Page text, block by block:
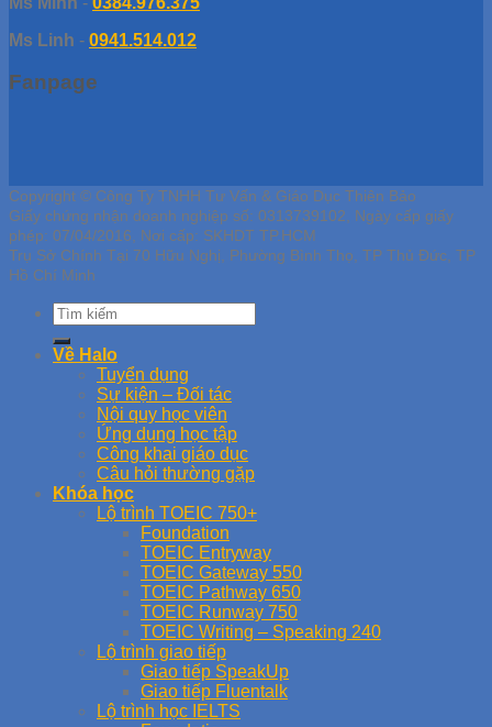
Ms Linh - 0941.514.012
Fanpage
Copyright © Công Ty TNHH Tư Vấn & Giáo Dục Thiên Bảo
Giấy chứng nhận doanh nghiệp số: 0313739102, Ngày cấp giấy
phép: 07/04/2016, Nơi cấp: SKHDT TP.HCM
Trụ Sở Chính Tại 70 Hữu Nghị, Phường Bình Thọ, TP Thủ Đức, TP
Hồ Chí Minh
Về Halo
Tuyển dụng
Sự kiện – Đối tác
Nội quy học viên
Ứng dụng học tập
Công khai giáo dục
Câu hỏi thường gặp
Khóa học
Lộ trình TOEIC 750+
Foundation
TOEIC Entryway
TOEIC Gateway 550
TOEIC Pathway 650
TOEIC Runway 750
TOEIC Writing – Speaking 240
Lộ trình giao tiếp
Giao tiếp SpeakUp
Giao tiếp Fluentalk
Lộ trình học IELTS